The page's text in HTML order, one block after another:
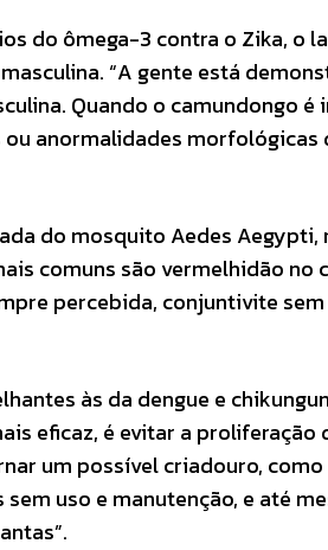
do ômega-3 contra o Zika, o
“A gente está
Quando o camundongo
anormalidades morfológicas
do mosquito Aedes Aegypti,
comuns são vermelhidão
percebida, conjuntivite
às da dengue e
eficaz, é evitar a
um possível criadouro,
uso e manutenção, e até